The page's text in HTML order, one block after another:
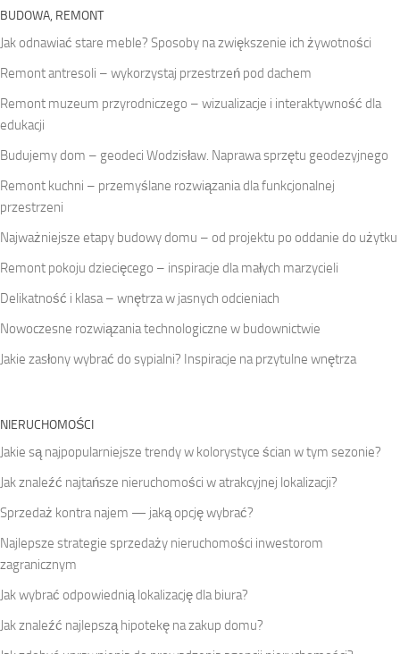
BUDOWA, REMONT
Jak odnawiać stare meble? Sposoby na zwiększenie ich żywotności
Remont antresoli – wykorzystaj przestrzeń pod dachem
Remont muzeum przyrodniczego – wizualizacje i interaktywność dla
edukacji
Budujemy dom – geodeci Wodzisław. Naprawa sprzętu geodezyjnego
Remont kuchni – przemyślane rozwiązania dla funkcjonalnej
przestrzeni
Najważniejsze etapy budowy domu – od projektu po oddanie do użytku
Remont pokoju dziecięcego – inspiracje dla małych marzycieli
Delikatność i klasa – wnętrza w jasnych odcieniach
Nowoczesne rozwiązania technologiczne w budownictwie
Jakie zasłony wybrać do sypialni? Inspiracje na przytulne wnętrza
NIERUCHOMOŚCI
Jakie są najpopularniejsze trendy w kolorystyce ścian w tym sezonie?
Jak znaleźć najtańsze nieruchomości w atrakcyjnej lokalizacji?
Sprzedaż kontra najem — jaką opcję wybrać?
Najlepsze strategie sprzedaży nieruchomości inwestorom
zagranicznym
Jak wybrać odpowiednią lokalizację dla biura?
Jak znaleźć najlepszą hipotekę na zakup domu?